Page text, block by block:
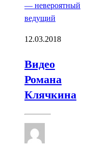
12.03.2018
Видео
Романа
Клячкина